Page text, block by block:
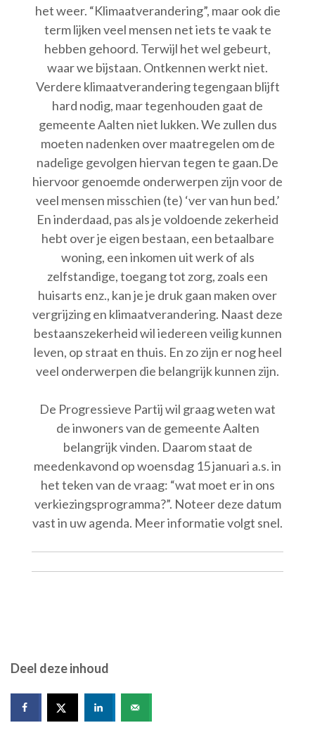
het weer. “Klimaatverandering”, maar ook die
term lijken veel mensen net iets te vaak te
hebben gehoord. Terwijl het wel gebeurt,
waar we bijstaan. Ontkennen werkt niet.
Verdere klimaatverandering tegengaan blijft
hard nodig, maar tegenhouden gaat de
gemeente Aalten niet lukken. We zullen dus
moeten nadenken over maatregelen om de
nadelige gevolgen hiervan tegen te gaan.De
hiervoor genoemde onderwerpen zijn voor de
veel mensen misschien (te) ‘ver van hun bed.’
En inderdaad, pas als je voldoende zekerheid
hebt over je eigen bestaan, een betaalbare
woning, een inkomen uit werk of als
zelfstandige, toegang tot zorg, zoals een
huisarts enz., kan je je druk gaan maken over
vergrijzing en klimaatverandering. Naast deze
bestaanszekerheid wil iedereen veilig kunnen
leven, op straat en thuis. En zo zijn er nog heel
veel onderwerpen die belangrijk kunnen zijn.
De Progressieve Partij wil graag weten wat
de inwoners van de gemeente Aalten
belangrijk vinden. Daarom staat de
meedenkavond op woensdag 15 januari a.s. in
het teken van de vraag: “wat moet er in ons
verkiezingsprogramma?”. Noteer deze datum
vast in uw agenda. Meer informatie volgt snel.
Deel deze inhoud